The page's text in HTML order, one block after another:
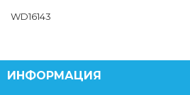
WD16143
ИНФОРМАЦИЯ